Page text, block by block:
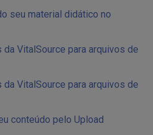
seu material didático no
VitalSource para arquivos de
VitalSource para arquivos de
conteúdo pelo Upload